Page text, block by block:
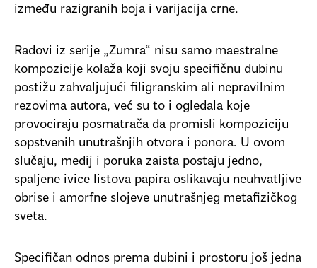
između razigranih boja i varijacija crne.
Radovi iz serije „Zumra“ nisu samo maestralne
kompozicije kolaža koji svoju specifičnu dubinu
postižu zahvaljujući filigranskim ali nepravilnim
rezovima autora, već su to i ogledala koje
provociraju posmatrača da promisli kompoziciju
sopstvenih unutrašnjih otvora i ponora. U ovom
slučaju, medij i poruka zaista postaju jedno,
spaljene ivice listova papira oslikavaju neuhvatljive
obrise i amorfne slojeve unutrašnjeg metafizičkog
sveta.
Specifičan odnos prema dubini i prostoru još jedna